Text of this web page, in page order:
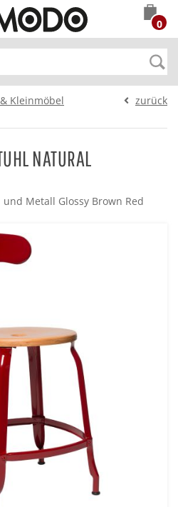
0
Kleinmöbel zurück
NATURAL
Metall Glossy Brown Red